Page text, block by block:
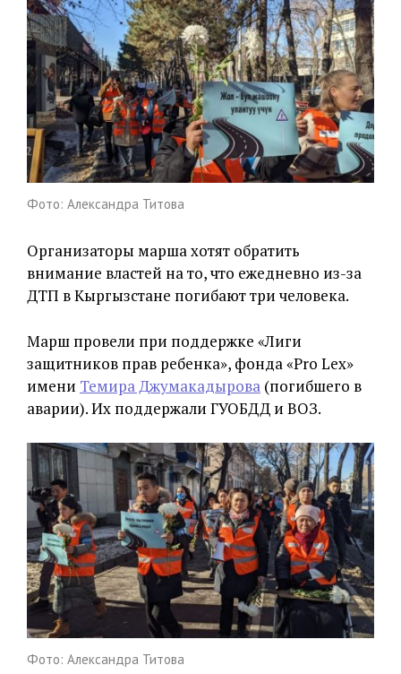
Фото: Александра Титова
Организаторы марша хотят обратить
внимание властей на то, что ежедневно из-за
ДТП в Кыргызстане погибают три человека.
Марш провели при поддержке «Лиги
защитников прав ребенка», фонда «Pro Lex»
имени Темира Джумакадырова (погибшего в
аварии). Их поддержали ГУОБДД и ВОЗ.
Фото: Александра Титова